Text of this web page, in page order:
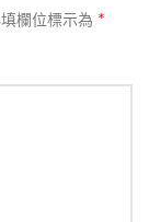
欄位標示為 *